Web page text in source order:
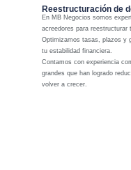
Reestructuración de
En MB Negocios somos
acreedores para reestructurar
Optimizamos tasas, plazos y
tu estabilidad financiera.
Contamos con experiencia
grandes que han logrado
volver a crecer.